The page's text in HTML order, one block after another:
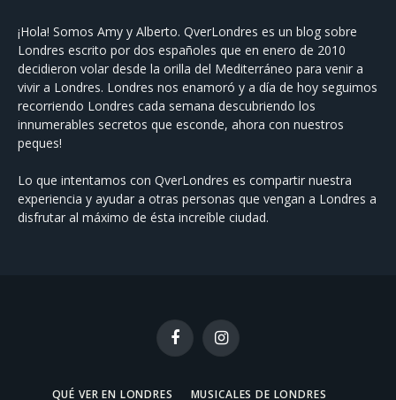
¡Hola! Somos Amy y Alberto. QverLondres es un blog sobre
Londres escrito por dos españoles que en enero de 2010
decidieron volar desde la orilla del Mediterráneo para venir a
vivir a Londres. Londres nos enamoró y a día de hoy seguimos
recorriendo Londres cada semana descubriendo los
innumerables secretos que esconde, ahora con nuestros
peques!
Lo que intentamos con QverLondres es compartir nuestra
experiencia y ayudar a otras personas que vengan a Londres a
disfrutar al máximo de ésta increíble ciudad.
FacebookInstagram
QUÉ VER EN LONDRES MUSICALES DE LONDRES